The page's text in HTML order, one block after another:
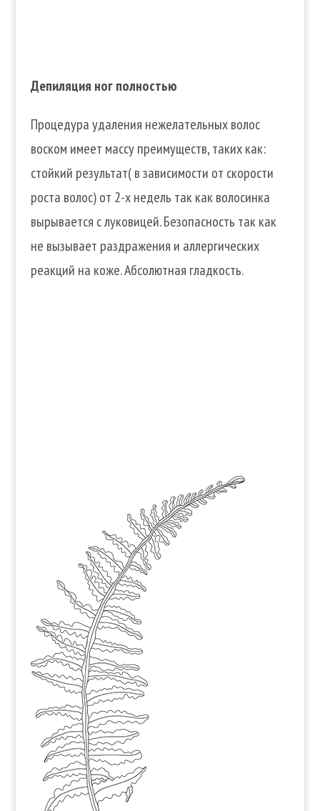
Депиляция ног полностью
Процедура удаления нежелательных волос
воском имеет массу преимуществ, таких как:
стойкий результат( в зависимости от скорости
роста волос) от 2-х недель так как волосинка
вырывается с луковицей. Безопасность так как
не вызывает раздражения и аллергических
реакций на коже. Абсолютная гладкость.